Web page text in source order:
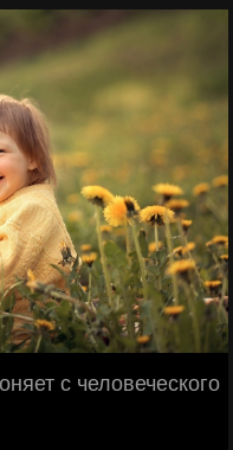
с человеческого